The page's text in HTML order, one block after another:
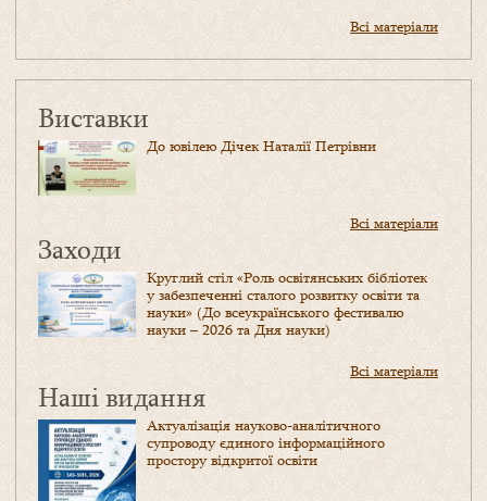
Всі матеріали
Виставки
До ювілею Дічек Наталії Петрівни
Всі матеріали
Заходи
Круглий стіл «Роль освітянських бібліотек
у забезпеченні сталого розвитку освіти та
науки» (До всеукраїнського фестивалю
науки – 2026 та Дня науки)
Всі матеріали
Наші видання
Актуалізація науково-аналітичного
супроводу єдиного інформаційного
простору відкритої освіти